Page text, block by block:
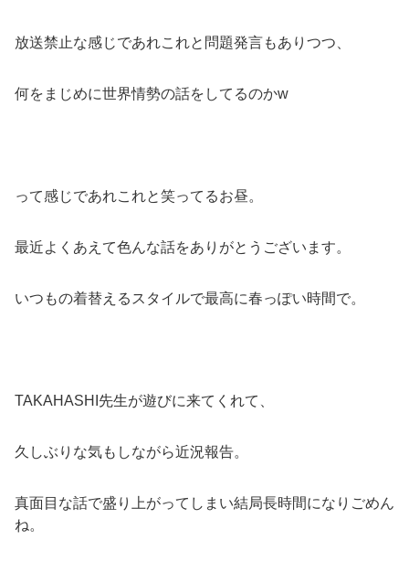
放送禁止な感じであれこれと問題発言もありつつ、
何をまじめに世界情勢の話をしてるのかw
って感じであれこれと笑ってるお昼。
最近よくあえて色んな話をありがとうございます。
いつもの着替えるスタイルで最高に春っぽい時間で。
TAKAHASHI先生が遊びに来てくれて、
久しぶりな気もしながら近況報告。
真面目な話で盛り上がってしまい結局長時間になりごめん
ね。